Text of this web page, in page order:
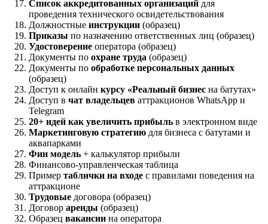
Список аккредитованных организаций для
проведения технического освидетельствования
Должностные инструкции (образец)
Приказы по назначению ответственных лиц (образец)
Удостоверение оператора (образец)
Документы по охране труда (образец)
Документы по обработке персональных данных
(образец)
Доступ к онлайн курсу «Реальный бизнес на батутах»
Доступ в чат владельцев аттракционов WhatsApp и
Telegram
20+ идей как увеличить прибыль в электронном виде
Маркетинговую стратегию для бизнеса с батутами и
аквапарками
Фин модель + калькулятор прибыли
Финансово-управленческая таблица
Пример таблички на входе с правилами поведения на
аттракционе
Трудовые договора (образец)
Договор аренды (образец)
Образец вакансии на оператора